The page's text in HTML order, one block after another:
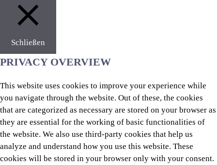
Schließen
PRIVACY OVERVIEW
This website uses cookies to improve your experience while
you navigate through the website. Out of these, the cookies
that are categorized as necessary are stored on your browser as
they are essential for the working of basic functionalities of
the website. We also use third-party cookies that help us
analyze and understand how you use this website. These
cookies will be stored in your browser only with your consent.